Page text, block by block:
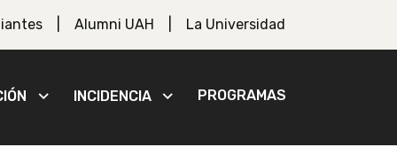
Alumni UAH La Universidad
INCIDENCIA PROGRAMAS